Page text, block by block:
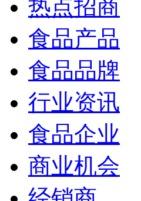
热点招商
食品产品
食品品牌
行业资讯
食品企业
商业机会